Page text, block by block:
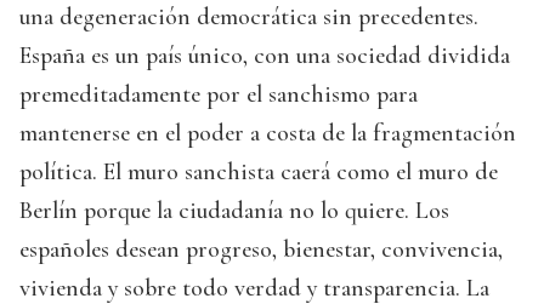
una degeneración democrática sin precedentes.
España es un país único, con una sociedad dividida
premeditadamente por el sanchismo para
mantenerse en el poder a costa de la fragmentación
política. El muro sanchista caerá como el muro de
Berlín porque la ciudadanía no lo quiere. Los
españoles desean progreso, bienestar, convivencia,
vivienda y sobre todo verdad y transparencia. La